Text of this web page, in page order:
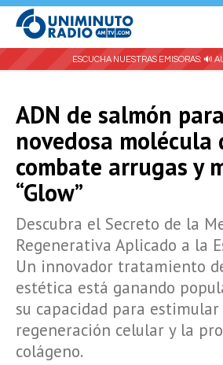
ESCUCHA NUESTRAS EMISORAS: 🔊
ADN de salmón
novedosa molécula
combate arrugas y
“Glow”
Descubra el Secreto de la
Regenerativa Aplicado a la
Un innovador tratamiento
estética está ganando
su capacidad para estimular
regeneración celular y la
colágeno.